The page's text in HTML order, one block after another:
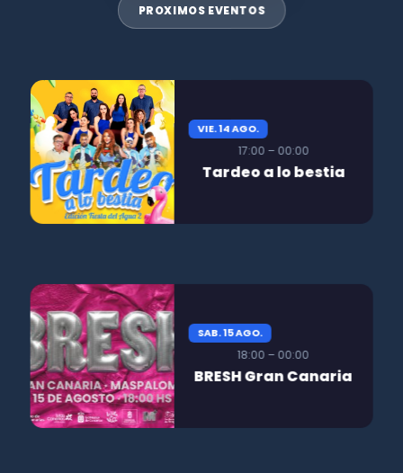
PROXIMOS EVENTOS
VIE. 14 AGO.
17:00 – 00:00
Tardeo a lo bestia
SAB. 15 AGO.
18:00 – 00:00
BRESH Gran Canaria